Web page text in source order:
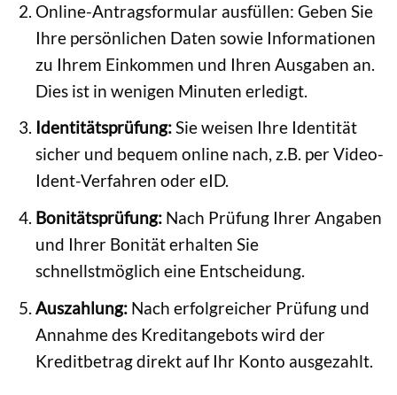
Online-Antragsformular ausfüllen: Geben Sie
Ihre persönlichen Daten sowie Informationen
zu Ihrem Einkommen und Ihren Ausgaben an.
Dies ist in wenigen Minuten erledigt.
Identitätsprüfung:Sie weisen Ihre Identität
sicher und bequem online nach, z.B. per Video-
Ident-Verfahren oder eID.
Bonitätsprüfung:Nach Prüfung Ihrer Angaben
und Ihrer Bonität erhalten Sie
schnellstmöglich eine Entscheidung.
Auszahlung:Nach erfolgreicher Prüfung und
Annahme des Kreditangebots wird der
Kreditbetrag direkt auf Ihr Konto ausgezahlt.